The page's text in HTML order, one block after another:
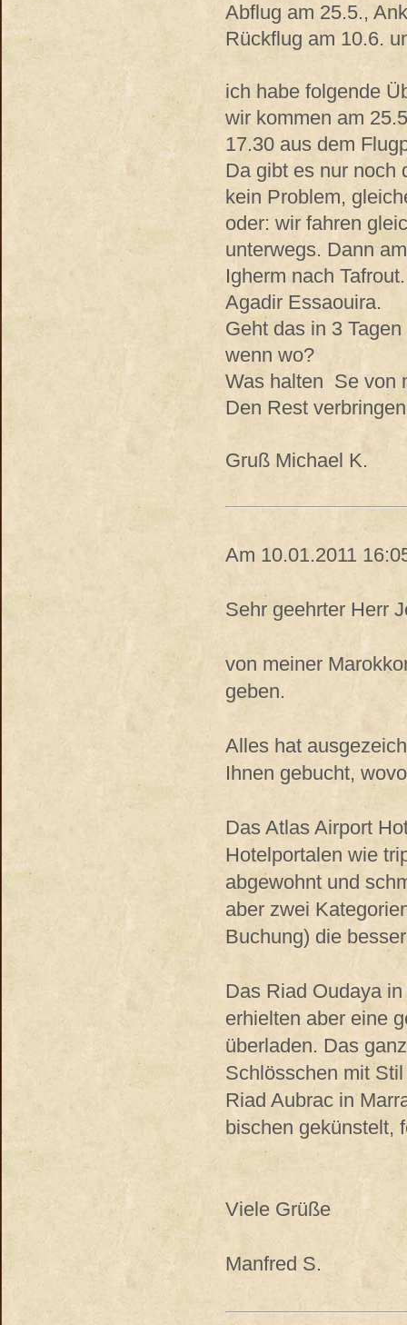
Abflug am 25.5.,
Rückflug am 10.6.
ich habe folgende
wir kommen am
17.30 aus dem
Da gibt es nur noch
kein Problem,
oder: wir fahren
unterwegs. Dann
Igherm nach
Agadir Essaouira.
Geht das in 3
wenn wo?
Was halten Se von
Den Rest
Gruß Michael K.
Am 10.01.2011
Sehr geehrter Herr
von meiner
geben.
Alles hat
Ihnen gebucht,
Das Atlas Airport
Hotelportalen wie
abgewohnt und
aber zwei
Buchung) die
Das Riad Oudaya
erhielten aber eine
überladen. Das
Schlösschen mit
Riad Aubrac in
bischen gekünstelt,
Viele Grüße
Manfred S.